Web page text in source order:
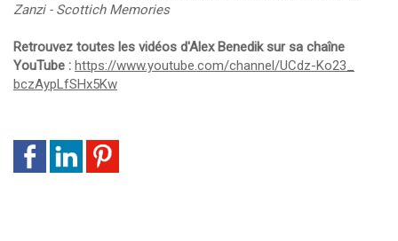
Zanzi - Scottich Memories
Retrouvez toutes les vidéos d'Alex Benedik sur sa chaîne
YouTube : https://www.youtube.com/channel/UCdz-Ko23_
bczAypLfSHx5Kw